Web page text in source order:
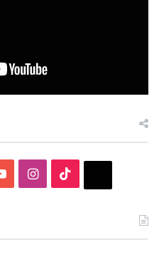
YouTubeInstagram